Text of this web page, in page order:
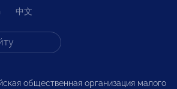
中文
общественная организация малого